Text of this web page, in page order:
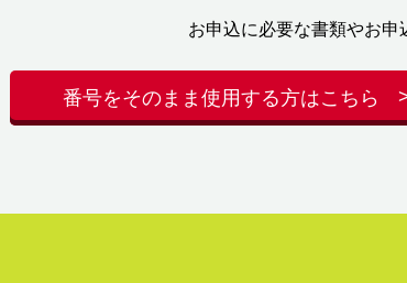
お申込に必要な書類やお
番号をそのまま使用する方はこちら